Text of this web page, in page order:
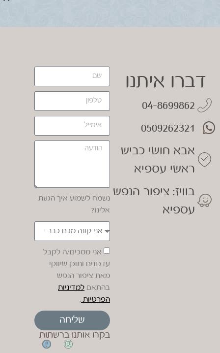
דברו איתנו
04-8699862
0509262321
אבא חושי כביש
ראשי עספיא
בוויז: ציפור הנפש
עספיא
נשמח לשמוע איך הגעת
אלינו?
אני מסכים/ה לקבל
עדכונים ותוכן שיווקי
מאת ציפור הנפש
בהתאם למדיניות
הפרטיות .
שליחה
בקרו אותנו ברשתות